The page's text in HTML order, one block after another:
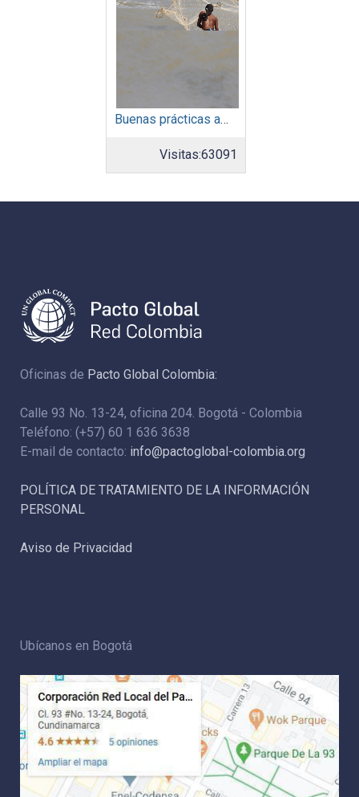
Buenas prácticas ambientales 2015
Visitas:63091
Oficinas de Pacto Global Colombia:
Calle 93 No. 13-24, oficina 204. Bogotá - Colombia
Teléfono: (+57) 60 1 636 3638
E-mail de contacto: info@pactoglobal-colombia.org
POLÍTICA DE TRATAMIENTO DE LA INFORMACIÓN
PERSONAL
Aviso de Privacidad
Ubícanos en Bogotá